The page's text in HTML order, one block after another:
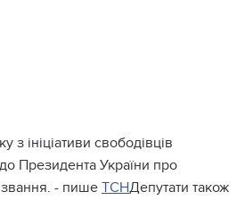
з ініціативи свободівців
Президента України про
звання. - пише ТСНДепутати також